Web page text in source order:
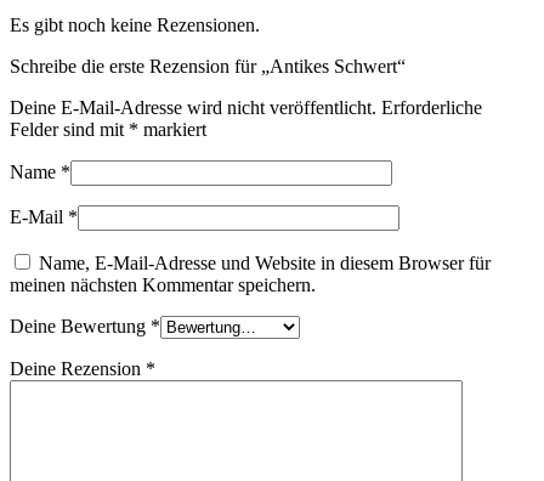
Es gibt noch keine Rezensionen.
Schreibe die erste Rezension für „Antikes Schwert“
Deine E-Mail-Adresse wird nicht veröffentlicht. Erforderliche
Felder sind mit * markiert
Name *
E-Mail *
Name, E-Mail-Adresse und Website in diesem Browser für
meinen nächsten Kommentar speichern.
Deine Bewertung *
Deine Rezension *